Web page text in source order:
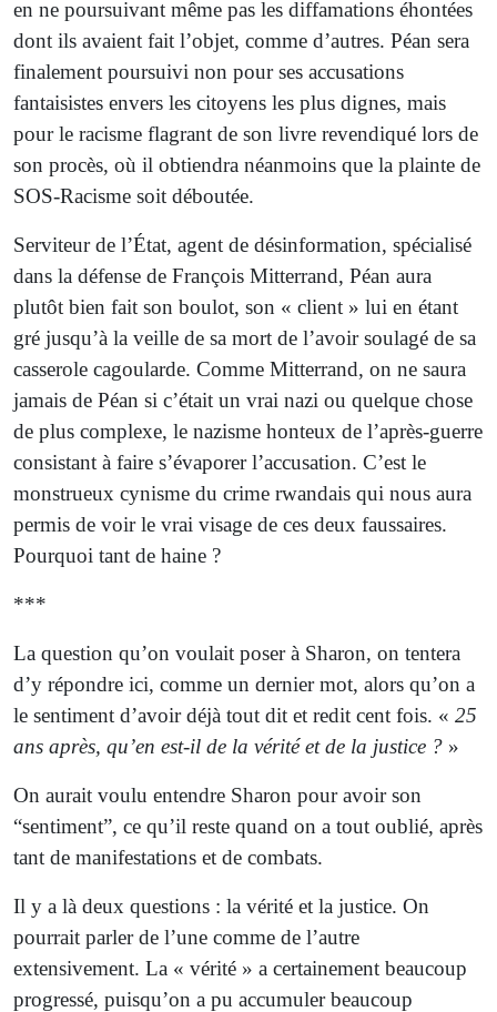
en ne poursuivant même pas les diffamations éhontées
dont ils avaient fait l’objet, comme d’autres. Péan sera
finalement poursuivi non pour ses accusations
fantaisistes envers les citoyens les plus dignes, mais
pour le racisme flagrant de son livre revendiqué lors de
son procès, où il obtiendra néanmoins que la plainte de
SOS-Racisme soit déboutée.
Serviteur de l’État, agent de désinformation, spécialisé
dans la défense de François Mitterrand, Péan aura
plutôt bien fait son boulot, son « client » lui en étant
gré jusqu’à la veille de sa mort de l’avoir soulagé de sa
casserole cagoularde. Comme Mitterrand, on ne saura
jamais de Péan si c’était un vrai nazi ou quelque chose
de plus complexe, le nazisme honteux de l’après-guerre
consistant à faire s’évaporer l’accusation. C’est le
monstrueux cynisme du crime rwandais qui nous aura
permis de voir le vrai visage de ces deux faussaires.
Pourquoi tant de haine ?
***
La question qu’on voulait poser à Sharon, on tentera
d’y répondre ici, comme un dernier mot, alors qu’on a
le sentiment d’avoir déjà tout dit et redit cent fois. « 25
ans après, qu’en est-il de la vérité et de la justice ? »
On aurait voulu entendre Sharon pour avoir son
“sentiment”, ce qu’il reste quand on a tout oublié, après
tant de manifestations et de combats.
Il y a là deux questions : la vérité et la justice. On
pourrait parler de l’une comme de l’autre
extensivement. La « vérité » a certainement beaucoup
progressé, puisqu’on a pu accumuler beaucoup